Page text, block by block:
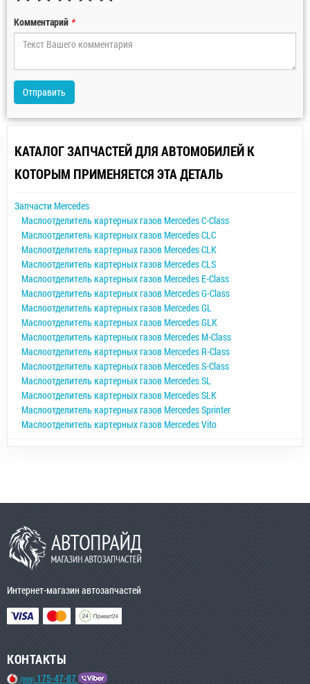
Комментарий *
Отправить
КАТАЛОГ ЗАПЧАСТЕЙ ДЛЯ АВТОМОБИЛЕЙ К
КОТОРЫМ ПРИМЕНЯЕТСЯ ЭТА ДЕТАЛЬ
Запчасти Mercedes
Маслоотделитель картерных газов Mercedes C-Class
Маслоотделитель картерных газов Mercedes CLC
Маслоотделитель картерных газов Mercedes CLK
Маслоотделитель картерных газов Mercedes CLS
Маслоотделитель картерных газов Mercedes E-Class
Маслоотделитель картерных газов Mercedes G-Class
Маслоотделитель картерных газов Mercedes GL
Маслоотделитель картерных газов Mercedes GLK
Маслоотделитель картерных газов Mercedes M-Class
Маслоотделитель картерных газов Mercedes R-Class
Маслоотделитель картерных газов Mercedes S-Class
Маслоотделитель картерных газов Mercedes SL
Маслоотделитель картерных газов Mercedes SLK
Маслоотделитель картерных газов Mercedes Sprinter
Маслоотделитель картерных газов Mercedes Vito
Интернет-магазин автозапчастей
КОНТАКТЫ
(099) 175-47-87